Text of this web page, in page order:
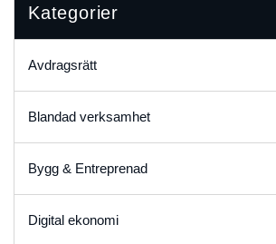
Kategorier
Avdragsrätt
Blandad verksamhet
Bygg & Entreprenad
Digital ekonomi